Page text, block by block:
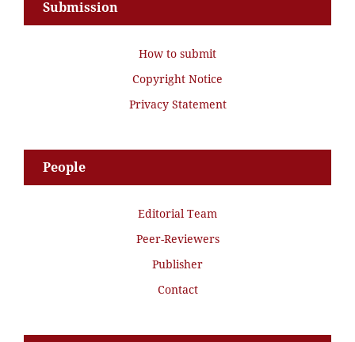
Submission
How to submit
Copyright Notice
Privacy Statement
People
Editorial Team
Peer-Reviewers
Publisher
Contact